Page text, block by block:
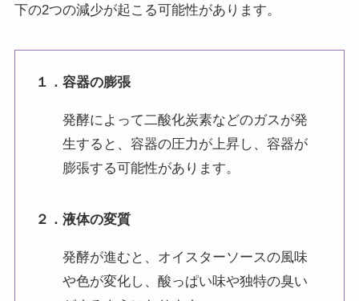
下の2つの減少が起こる可能性があります。
１．容器の膨張
発酵によって二酸化炭素などのガスが発
生すると、容器の圧力が上昇し、容器が
膨張する可能性があります。
２．液体の変質
発酵が進むと、オイスターソースの風味
や色が変化し、酸っぱい味や独特の臭い